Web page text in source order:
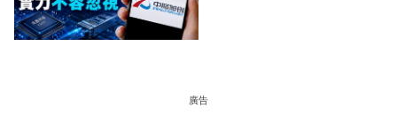
廣告